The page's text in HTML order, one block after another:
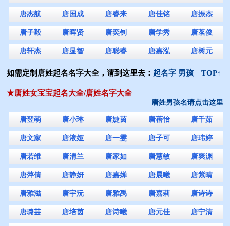
唐杰航 唐国成 唐睿来 唐佳铭 唐振杰
唐子毅 唐晖贤 唐奕钊 唐学秀 唐茗俊
唐轩杰 唐显智 唐聪睿 唐嘉泓 唐树元
如需定制唐姓起名名字大全，请到这里去： 起名字 男孩 TOP↑
★唐姓女宝宝起名大全/唐姓名字大全
唐姓男孩名请点击这里
唐翌萌 唐小琳 唐婕茵 唐蓓怡 唐千茹
唐文家 唐液娅 唐一雯 唐子可 唐玮婷
唐若维 唐清兰 唐家如 唐慧敏 唐爽渊
唐萍倩 唐静妍 唐嘉婵 唐晨曦 唐紫晴
唐雅滋 唐宇沅 唐雅禹 唐嘉莉 唐诗诗
唐璐芸 唐培茵 唐诗曦 唐元佳 唐宁清